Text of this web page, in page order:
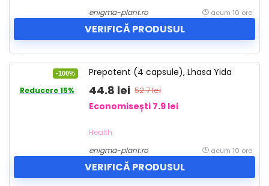
enigma-plant.ro
acum 10 ore
VERIFICĂ PRODUSUL
-100%
Reducere 15%
Prepotent (4 capsule), Lhasa Yida
44.8 lei 52.7 lei
Economisești 7.9 lei
Health
enigma-plant.ro
acum 10 ore
VERIFICĂ PRODUSUL